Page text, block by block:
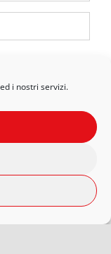
i nostri servizi.